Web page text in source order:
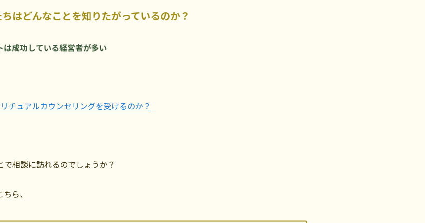
はどんなことを知りたがっているのか？
成功している経営者が多い
チュアルカウンセリングを受けるのか？
相談に訪れるのでしょうか？
ら、